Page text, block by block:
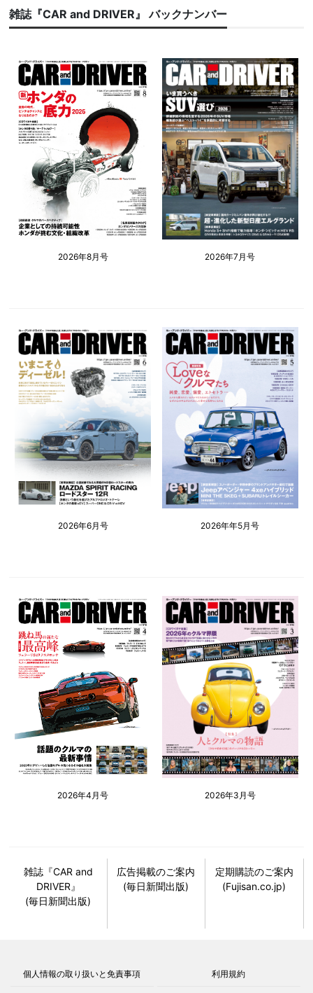
雑誌『CAR and DRIVER』 バックナンバー
2026年8月号 2026年7月号
2026年6月号 2026年年5月号
2026年4月号 2026年3月号
雑誌『CAR and
DRIVER』
(毎日新聞出版)
広告掲載のご案内
(毎日新聞出版)
定期購読のご案内
(Fujisan.co.jp)
個人情報の取り扱いと免責事項 利用規約